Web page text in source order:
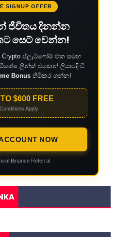
SIGNUP OFFER
ජීවිතය දිනන්න
සෙට් වෙන්න!
ප්ලැට්ෆෝම් එක සමඟ
ලින්ක් එකෙන් ලියාපදිංචි
Bonus හිමිකර ගන්න!
$600 FREE
Apply
NOW
Binance Referral